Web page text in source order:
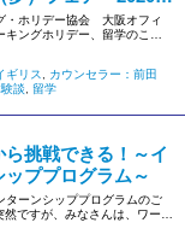
日）
・ホリデー協会 大阪オフィ
キングホリデー、留学のこと
ギリス, カウンセラー：前田
談, 留学
ら挑戦できる！～イ
ッププログラム～
ターンシッププログラムのご
ですが、みなさんは、ワーキ